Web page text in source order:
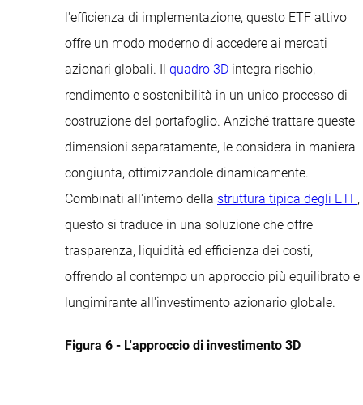
l'efficienza di implementazione, questo ETF attivo
offre un modo moderno di accedere ai mercati
azionari globali. Il quadro 3D integra rischio,
rendimento e sostenibilità in un unico processo di
costruzione del portafoglio. Anziché trattare queste
dimensioni separatamente, le considera in maniera
congiunta, ottimizzandole dinamicamente.
Combinati all'interno della struttura tipica degli ETF,
questo si traduce in una soluzione che offre
trasparenza, liquidità ed efficienza dei costi,
offrendo al contempo un approccio più equilibrato e
lungimirante all'investimento azionario globale.
Figura 6 - L'approccio di investimento 3D